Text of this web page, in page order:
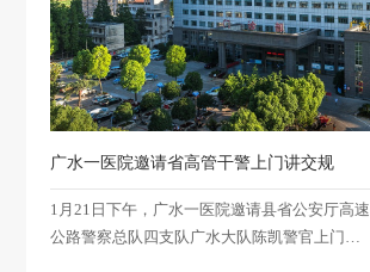
岁大的小雨晴因“高热、昏迷”在当地住院治
疗，一直没有明显好转，为了治好小雨晴的
病，奶奶吴桂清将她从广水市蔡河十堰塘村送
到广水一医院小儿科接受进一步治疗。在住
广水一医院邀请省高管干警上门讲交规
1月21日下午，广水一医院邀请县省公安厅高速
公路警察总队四支队广水大队陈凯警官上门讲